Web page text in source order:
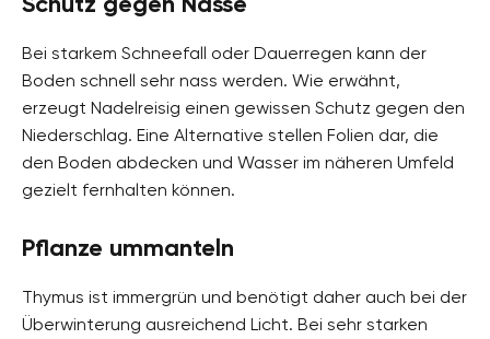
Bei starkem Schneefall oder Dauerregen kann der
Boden schnell sehr nass werden. Wie erwähnt,
erzeugt Nadelreisig einen gewissen Schutz gegen den
Niederschlag. Eine Alternative stellen Folien dar, die
den Boden abdecken und Wasser im näheren Umfeld
gezielt fernhalten können.
Pflanze ummanteln
Thymus ist immergrün und benötigt daher auch bei der
Überwinterung ausreichend Licht. Bei sehr starken